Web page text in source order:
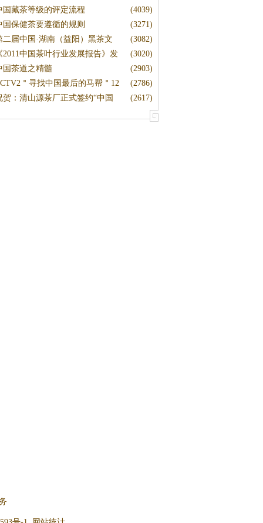
(4039)
国藏茶等级的评定流程
(3271)
国保健茶要遵循的规则
(3082)
二届中国·湖南（益阳）黑茶文
(3020)
2011中国茶叶行业发展报告》发
(2903)
国茶道之精髓
(2786)
＂寻找中国最后的马帮＂12
(2617)
贺：清山源茶厂正式签约“中国